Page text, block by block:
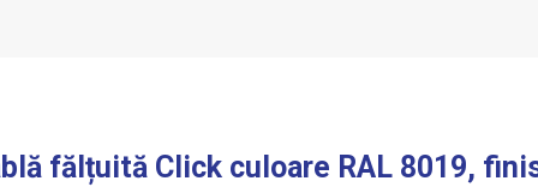
fălțuită Click culoare RAL 8019,